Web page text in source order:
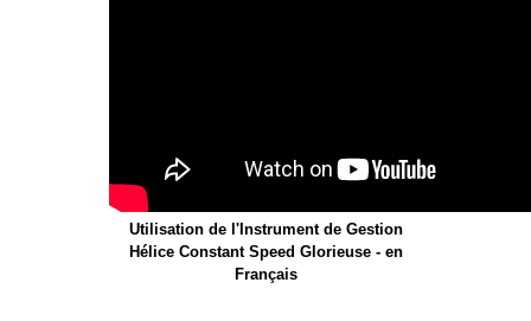
Utilisation de l'Instrument de Gestion
Hélice Constant Speed Glorieuse - en
Français